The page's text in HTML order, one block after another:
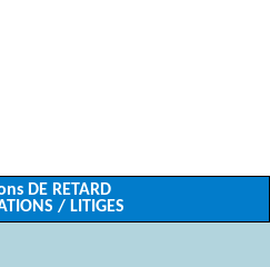
DE RETARD
/ LITIGES